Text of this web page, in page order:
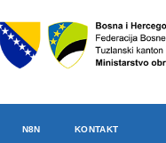
N8N KONTAKT